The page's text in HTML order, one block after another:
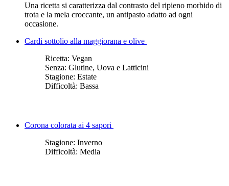
Una ricetta si caratterizza dal contrasto del ripieno morbido di
trota e la mela croccante, un antipasto adatto ad ogni
occasione.
Cardi sottolio alla maggiorana e olive
Ricetta: Vegan
Senza: Glutine, Uova e Latticini
Stagione: Estate
Difficoltà: Bassa
Corona colorata ai 4 sapori
Stagione: Inverno
Difficoltà: Media